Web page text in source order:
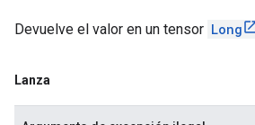
Devuelve el valor en un tensor Long
Lanza